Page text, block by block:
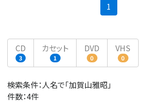
1
CD
3
カセット
1
DVD
0
VHS
0
検索条件：人名で「加賀山雅昭」
件数：4件